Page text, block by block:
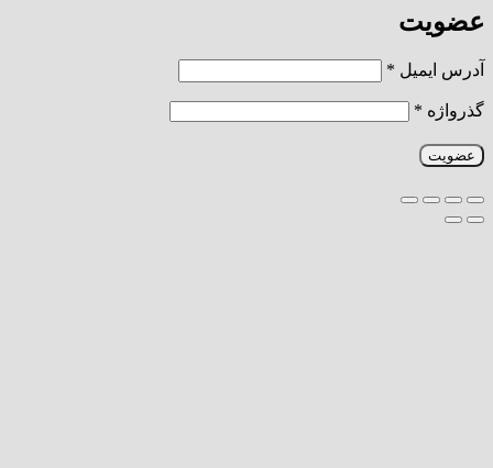
عضویت
آدرس ایمیل *
گذرواژه *
عضویت